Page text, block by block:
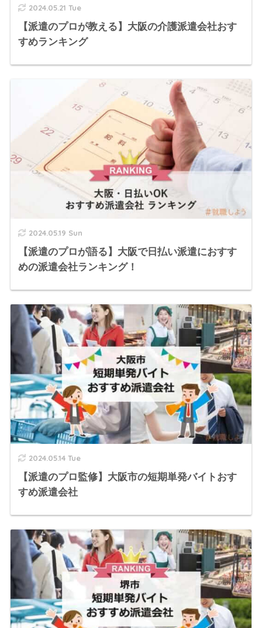
2024.05.21 Tue
【派遣のプロが教える】大阪の介護派遣会社おす
すめランキング
2024.05.19 Sun
【派遣のプロが語る】大阪で日払い派遣におすす
めの派遣会社ランキング！
2024.05.14 Tue
【派遣のプロ監修】大阪市の短期単発バイトおす
すめ派遣会社